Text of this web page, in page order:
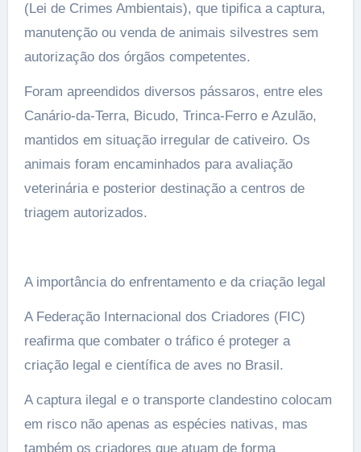
(Lei de Crimes Ambientais), que tipifica a captura,
manutenção ou venda de animais silvestres sem
autorização dos órgãos competentes.
Foram apreendidos diversos pássaros, entre eles
Canário-da-Terra, Bicudo, Trinca-Ferro e Azulão,
mantidos em situação irregular de cativeiro. Os
animais foram encaminhados para avaliação
veterinária e posterior destinação a centros de
triagem autorizados.
A importância do enfrentamento e da criação legal
A Federação Internacional dos Criadores (FIC)
reafirma que combater o tráfico é proteger a
criação legal e científica de aves no Brasil.
A captura ilegal e o transporte clandestino colocam
em risco não apenas as espécies nativas, mas
também os criadores que atuam de forma